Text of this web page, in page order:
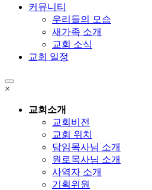
커뮤니티
우리들의 모습
새가족 소개
교회 소식
교회 일정
×
교회소개
교회비전
교회 위치
담임목사님 소개
원로목사님 소개
사역자 소개
기획위원